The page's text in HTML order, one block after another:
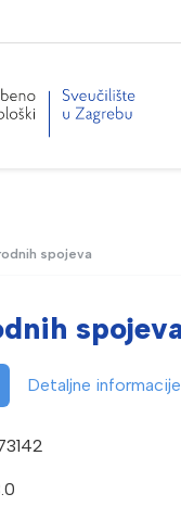
spojeva
Detaljne informacije